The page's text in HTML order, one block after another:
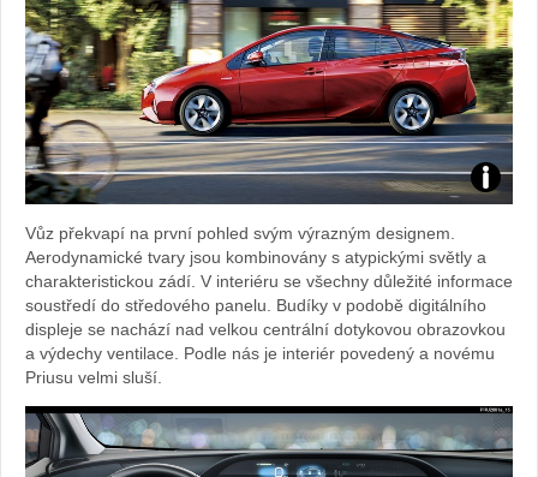
Foto:
Vůz překvapí na první pohled svým výrazným designem.
Aerodynamické tvary jsou kombinovány s atypickými světly a
charakteristickou zádí. V interiéru se všechny důležité informace
soustředí do středového panelu. Budíky v podobě digitálního
displeje se nachází nad velkou centrální dotykovou obrazovkou
a výdechy ventilace. Podle nás je interiér povedený a novému
Priusu velmi sluší.